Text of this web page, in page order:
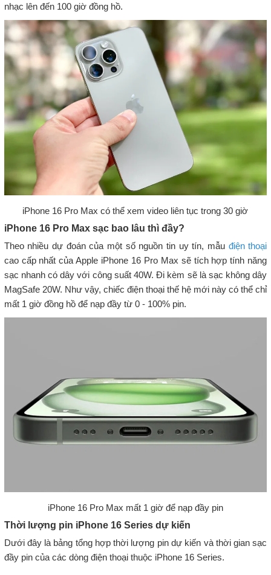
nhạc lên đến 100 giờ đồng hồ.
iPhone 16 Pro Max có thể xem video liên tục trong 30 giờ
iPhone 16 Pro Max sạc bao lâu thì đầy?
Theo nhiều dự đoán của một số nguồn tin uy tín, mẫuđiện thoại
cao cấp nhất của Apple iPhone 16 Pro Max sẽ tích hợp tính năng
sạc nhanh có dây với công suất 40W. Đi kèm sẽ là sạc không dây
MagSafe 20W. Như vậy, chiếc điện thoại thế hệ mới này có thể chỉ
mất 1 giờ đồng hồ để nạp đầy từ 0 - 100% pin.
iPhone 16 Pro Max mất 1 giờ để nạp đầy pin
Thời lượng pin iPhone 16 Series dự kiến
Dưới đây là bảng tổng hợp thời lượng pin dự kiến và thời gian sạc
đầy pin của các dòng điện thoại thuộc iPhone 16 Series.